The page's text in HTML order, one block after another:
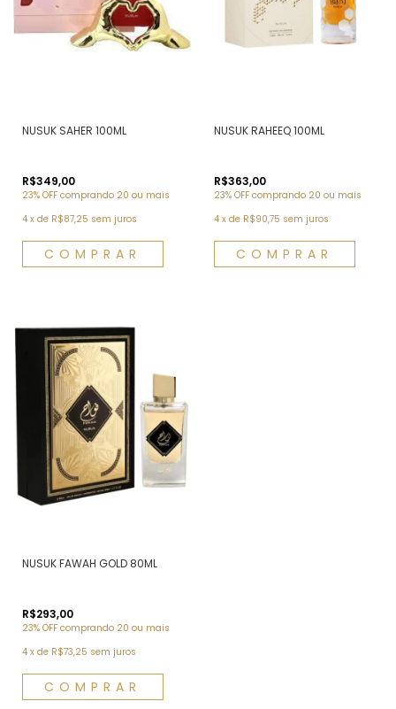
NUSUK SAHER 100ML
R$349,00
23% OFF comprando 20 ou mais
4 x de R$87,25 sem juros
NUSUK RAHEEQ 100ML
R$363,00
23% OFF comprando 20 ou mais
4 x de R$90,75 sem juros
NUSUK FAWAH GOLD 80ML
R$293,00
23% OFF comprando 20 ou mais
4 x de R$73,25 sem juros